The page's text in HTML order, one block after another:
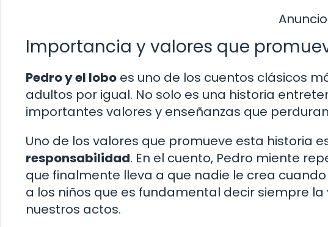
Importancia y valores que
Pedro y el lobo es uno de los cuentos clásicos
adultos por igual. No solo es una historia
importantes valores y enseñanzas que
Uno de los valores que promueve esta historia
responsabilidad. En el cuento, Pedro miente
que finalmente lleva a que nadie le crea
a los niños que es fundamental decir siempre
nuestros actos.